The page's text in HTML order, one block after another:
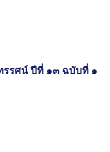
รรศน์ ปีที่ ๑๓ ฉบับที่ ๒ พ.ค.– ส.ค.
ทรรศน์ ปีที่ ๑๓ ฉบับพิเศษ เล่ม ๒
รศน์ ใช้ระบบ ThaiJO ตั้งแต่ปีที่
ษายน ๖๒ เป็นต้นไป
รศน์ ปีที่ ๑๓ ฉบับที่ ๑